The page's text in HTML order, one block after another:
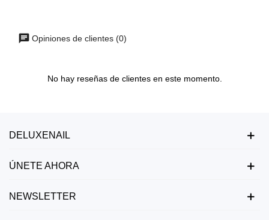
Opiniones de clientes (0)
No hay reseñas de clientes en este momento.
DELUXENAIL
ÚNETE AHORA
NEWSLETTER